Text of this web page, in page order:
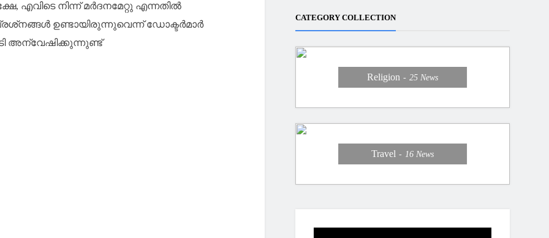
എവിടെ നിന്ന് മര്‍ദനമേറ്റു എന്നതില്‍
ഉണ്ടായിരുന്നുവെന്ന് ഡോക്ടര്‍മാര്‍
അന്വേഷിക്കുന്നുണ്ട്
CATEGORY COLLECTION
Religion 25 News
Travel 16 News